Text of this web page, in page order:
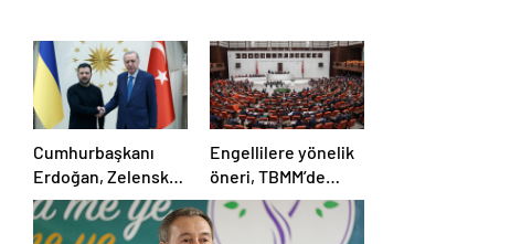
Cumhurbaşkanı
Erdoğan, Zelensky
ile görüştü
Engellilere yönelik
öneri, TBMM’de
kabul edildi